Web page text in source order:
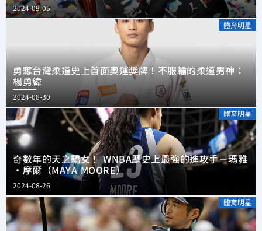
2024-09-05
體育明星
勇奪台灣柔道史上首面奧運獎牌！不服輸的柔道男神：
楊勇緯
2024-08-30
體育明星
奇數年的天之驕女！ WNBA歷史上最強的進攻手－瑪雅
·摩爾（MAYA MOORE）
2024-08-26
體育明星